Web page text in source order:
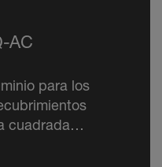
AC
para los
cuadrada